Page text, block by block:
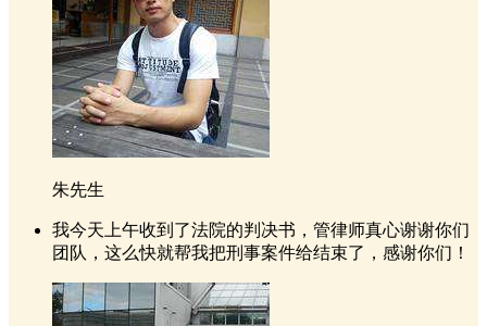
朱先生
我今天上午收到了法院的判决书，管律师真心谢谢你们
团队，这么快就帮我把刑事案件给结束了，感谢你们！